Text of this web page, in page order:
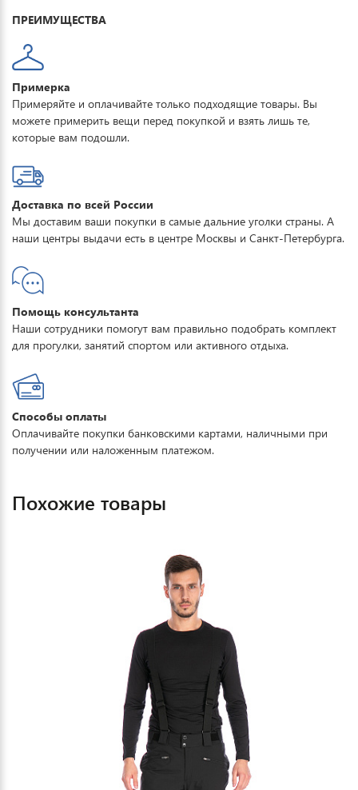
ПРЕИМУЩЕСТВА
Примерка
Примеряйте и оплачивайте только подходящие товары. Вы
можете примерить вещи перед покупкой и взять лишь те,
которые вам подошли.
Доставка по всей России
Мы доставим ваши покупки в самые дальние уголки страны. А
наши центры выдачи есть в центре Москвы и Санкт-Петербурга.
Помощь консультанта
Наши сотрудники помогут вам правильно подобрать комплект
для прогулки, занятий спортом или активного отдыха.
Способы оплаты
Оплачивайте покупки банковскими картами, наличными при
получении или наложенным платежом.
Похожие товары